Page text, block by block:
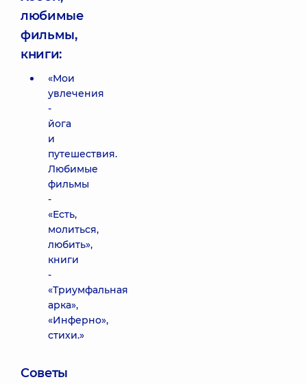
любимые
фильмы,
книги:
«Мои
увлечения
-
йога
и
путешествия.
Любимые
фильмы
-
«Есть,
молиться,
любить»,
книги
-
«Триумфальная
арка»,
«Инферно»,
стихи.»
Советы